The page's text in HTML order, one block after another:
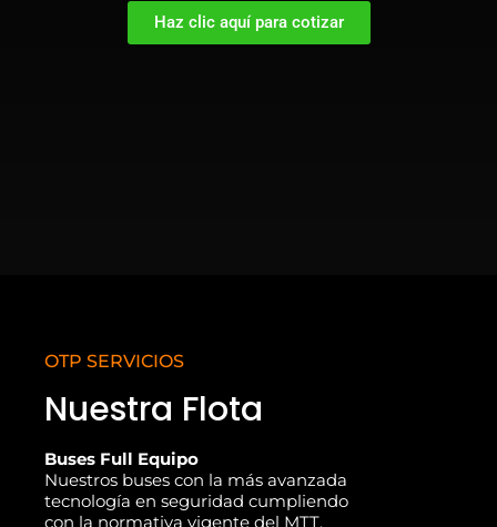
Haz clic aquí para cotizar
OTP SERVICIOS
Nuestra Flota
Buses Full Equipo
Nuestros buses con la más avanzada
tecnología en seguridad cumpliendo
con la normativa vigente del MTT.